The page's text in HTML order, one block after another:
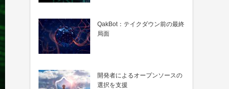
QakBot：テイクダウン前の最終
局面
開発者によるオープンソースの
選択を支援